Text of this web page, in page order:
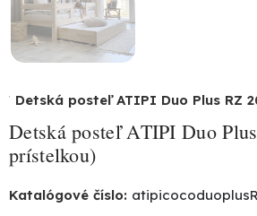
Detská posteľ ATIPI Duo Plus RZ
Detská posteľ ATIPI Duo Plus RZ
prístelkou)
Katalógové číslo: